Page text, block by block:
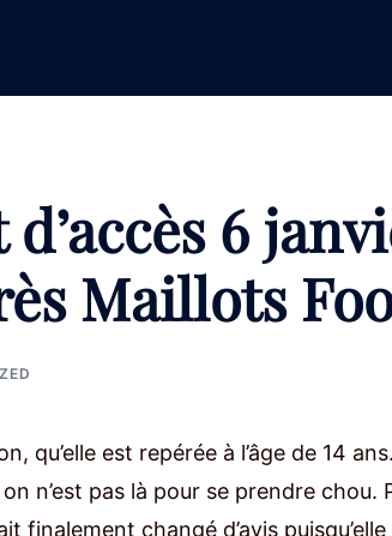
6
Maillots
qu’elle est repérée à l’âge de 14
n’est pas là pour se prendre chou.
finalement changé d’avis